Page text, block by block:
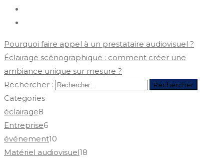
Pourquoi faire appel à un prestataire audiovisuel ?
Éclairage scénographique : comment créer une
ambiance unique sur mesure ?
Rechercher :
Categories
éclairage8
Entreprise6
événement10
Matériel audiovisuel18